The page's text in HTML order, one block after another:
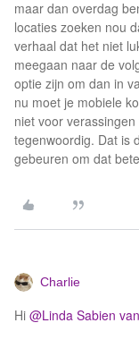
maar dan overdag
locaties zoeken nou
verhaal dat het niet
meegaan naar de
optie zijn om dan in
nu moet je mobiele
niet voor
tegenwoordig. Dat is
gebeuren om dat
Charlie
Hi @Linda Sabien